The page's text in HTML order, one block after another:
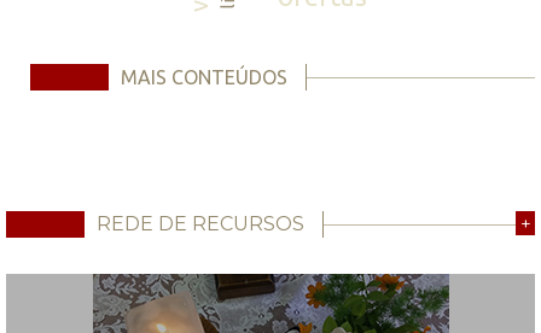
MAIS CONTEÚDOS
REDE DE RECURSOS +